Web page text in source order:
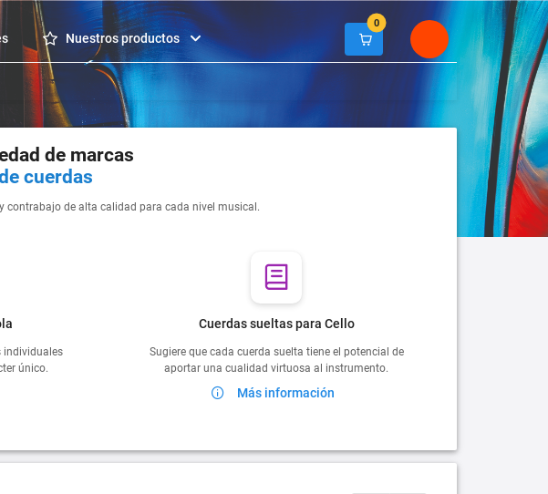
Nuestros productos
0
de marcas
cuerdas
contrabajo de alta calidad para cada nivel musical.
individuales
único.
Cuerdas sueltas para Cello
Sugiere que cada cuerda suelta tiene el potencial de
aportar una cualidad virtuosa al instrumento.
Más información